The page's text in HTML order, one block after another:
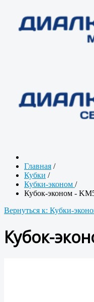
Главная /
Кубки /
Кубки-эконом /
Кубок-эконом -
Вернуться к: Кубки-
Кубок-